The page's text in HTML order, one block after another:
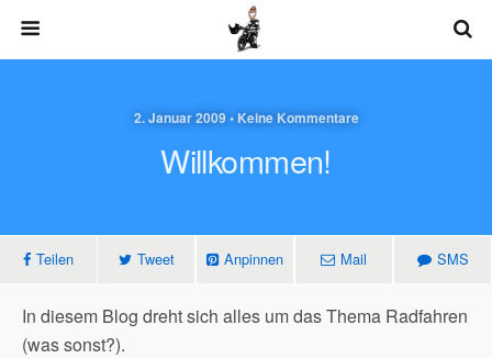
2. Januar 2009 • Keine Kommentare
Willkommen!
Teilen Tweet Anpinnen Mail SMS
In diesem Blog dreht sich alles um das Thema Radfahren
(was sonst?).